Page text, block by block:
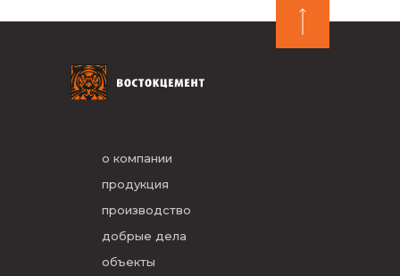
о компании
продукция
производство
добрые дела
объекты